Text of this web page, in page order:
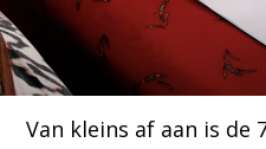
Van kleins af aan is de